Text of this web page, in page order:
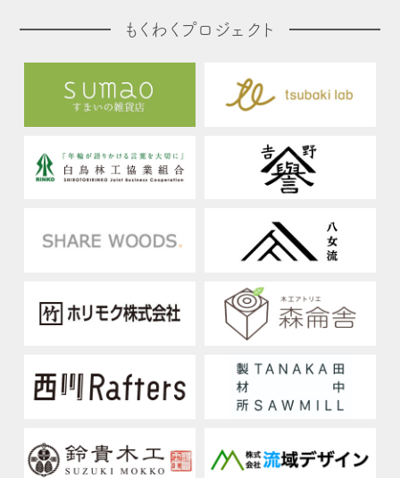
もくわくプロジェクト